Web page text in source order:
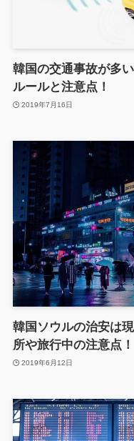
韓国の交通事故が多
ルールと注意点！
2019年7月16日
韓国ソウルの治安は
所や旅行中の注意点！
2019年6月12日